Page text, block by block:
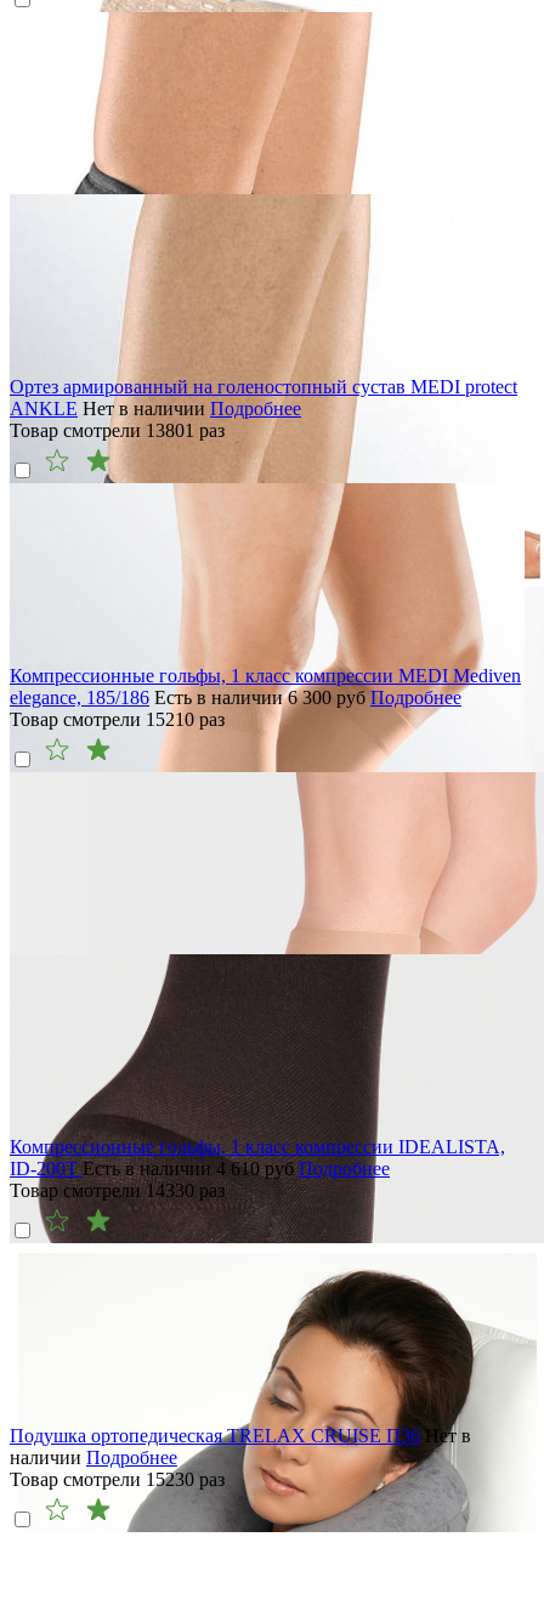
Ортез армированный на голеностопный сустав MEDI protect
ANKLE Нет в наличии Подробнее
Товар смотрели 13801 раз
Компрессионные гольфы, 1 класс компрессии MEDI Mediven
elegance, 185/186 Есть в наличии 6 300 руб Подробнее
Товар смотрели 15210 раз
Компрессионные гольфы, 1 класс компрессии IDEALISTA,
ID-200TЕсть в наличии 4 610руб Подробнее
Товар смотрели14330 раз
Подушка ортопедическая TRELAX CRUISE П36 Нет в
наличии Подробнее
Товар смотрели 15230 раз